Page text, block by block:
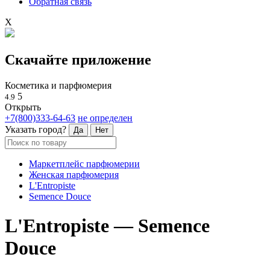
X
Скачайте приложение
Косметика и парфюмерия
4.9 5
Открыть
+7(800)333-64-63 не определен
Указать город?
Да Нет
Маркетплейс парфюмерии
Женская парфюмерия
L'Entropiste
Semence Douce
L'Entropiste — Semence
Douce